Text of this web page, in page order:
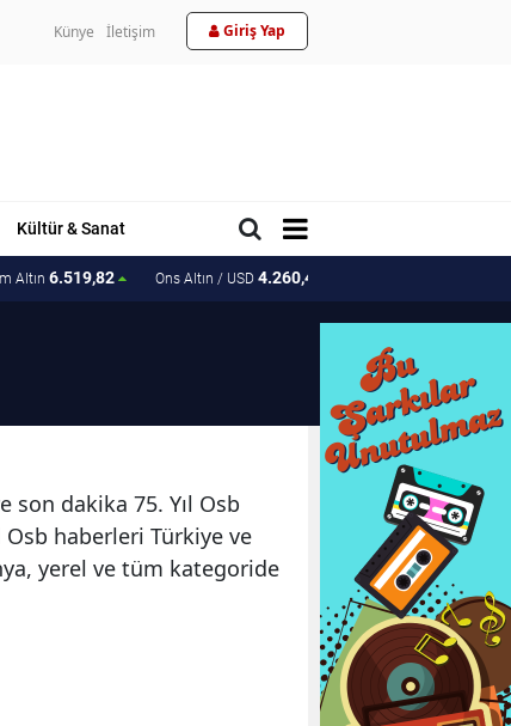
Künye İletişim Giriş Yap
Kültür & Sanat
Altın 6.519,82 Ons Altın / USD 4.260,40
dakika 75. Yıl Osb
Osb haberleri Türkiye ve
yerel ve tüm kategoride